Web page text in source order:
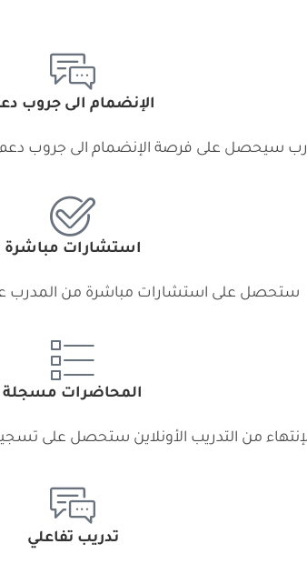
الإنضمام الى جروب
سيحصل على فرصة الإنضمام الى جروب دعم
استشارات مباشرة
ستحصل على استشارات مباشرة من المدرب
المحاضرات مسجلة
من التدريب الأونلاين ستحصل على
تدريب تفاعلي